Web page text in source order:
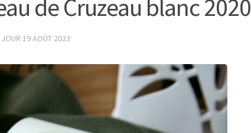
de Cruzeau blanc 2020
JOUR 19 AOÛT 2023